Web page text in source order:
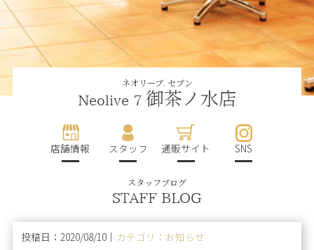
ネオリーブ. セブン
Neolive 7 御茶ノ水店
店舗情報 スタッフ 通販サイト SNS
スタッフブログ
STAFF BLOG
投稿日：2020/08/10｜ カテゴリ：お知らせ